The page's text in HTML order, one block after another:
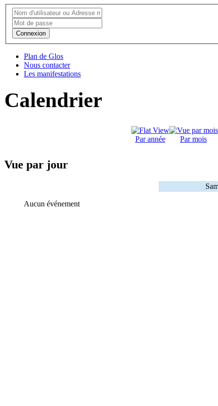
Connexion
Plan de Glos
Nous contacter
Les manifestations
Calendrier
Par année Par mois
Vue par jour
Aucun événement